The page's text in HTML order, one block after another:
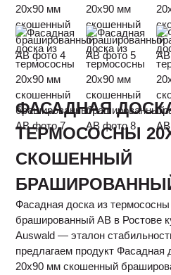
ФАСАДНАЯ
ТЕРМОСОСНЫ
СКОШЕННЫЙ
Фасадная доска из
брашированный АВ в Ростове
Auswald — эталон
предлагаем продукт Фасадная
20х90 мм скошенный